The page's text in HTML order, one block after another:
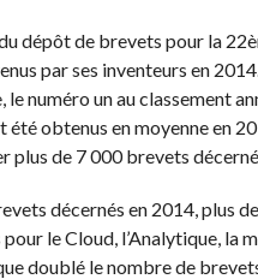
par ses inventeurs en
le numéro un au classement
été obtenus en moyenne en
de 7 000 brevets
décernés en 2014, plus
le Cloud, l’Analytique, la
doublé le nombre de